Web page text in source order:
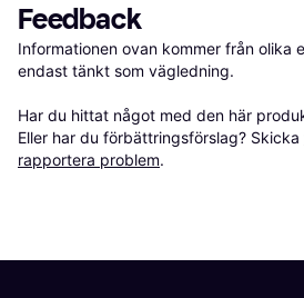
Feedback
Informationen ovan kommer från olika
endast tänkt som vägledning.
Har du hittat något med den här
Eller har du förbättringsförslag? Skicka
rapportera problem.